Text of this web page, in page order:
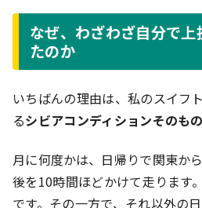
なぜ、わざわざ自分で
たのか
いちばんの理由は、私のスイフ
るシビアコンディションそのも
月に何度かは、日帰りで関東か
後を10時間ほどかけて走ります
です。その一方で、それ以外の